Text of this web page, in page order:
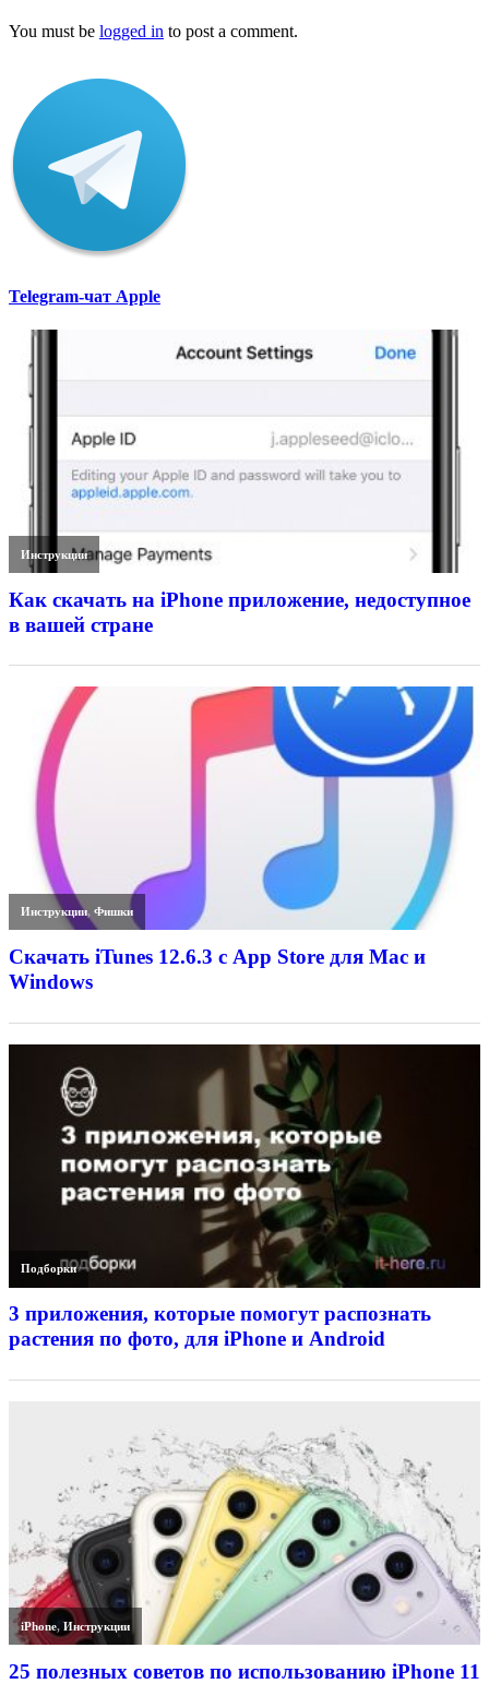
You must be logged in to post a comment.
Telegram-чат Apple
Инструкции
Как скачать на iPhone приложение, недоступное
в вашей стране
Инструкции,Фишки
Скачать iTunes 12.6.3 с App Store для Mac и
Windows
Подборки
3 приложения, которые помогут распознать
растения по фото, для iPhone и Android
iPhone,Инструкции
25 полезных советов по использованию iPhone 11